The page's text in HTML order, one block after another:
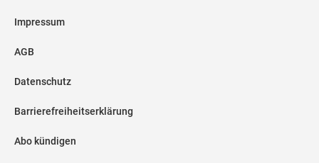
Impressum
AGB
Datenschutz
Barrierefreiheitserklärung
Abo kündigen